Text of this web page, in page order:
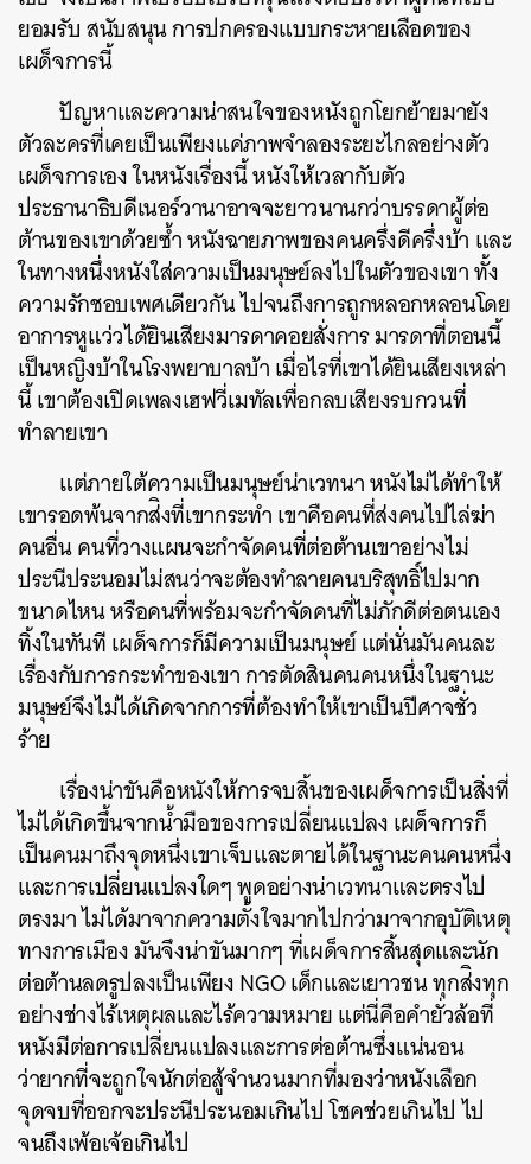
ยอมรับ สนับสนุน การปกครองแบบกระหายเลือดของ
เผด็จการนี้
ปัญหาและความน่าสนใจของหนังถูกโยกย้ายมายัง
ตัวละครที่เคยเป็นเพียงแค่ภาพจำลองระยะไกลอย่างตัว
เผด็จการเอง ในหนังเรื่องนี้ หนังให้เวลากับตัว
ประธานาธิบดีเนอร์วานาอาจจะยาวนานกว่าบรรดาผู้ต่อ
ต้านของเขาด้วยซ้ำ หนังฉายภาพของคนครึ่งดีครึ่งบ้า และ
ในทางหนึ่งหนังใส่ความเป็นมนุษย์ลงไปในตัวของเขา ทั้ง
ความรักชอบเพศเดียวกัน ไปจนถึงการถูกหลอกหลอนโดย
อาการหูแว่วได้ยินเสียงมารดาคอยสั่งการ มารดาที่ตอนนี้
เป็นหญิงบ้าในโรงพยาบาลบ้า เมื่อไรที่เขาได้ยินเสียงเหล่า
นี้ เขาต้องเปิดเพลงเฮฟวี่เมทัลเพื่อกลบเสียงรบกวนที่
ทำลายเขา
แต่ภายใต้ความเป็นมนุษย์น่าเวทนา หนังไม่ได้ทำให้
เขารอดพ้นจากส่ิงที่เขากระทำ เขาคือคนที่ส่งคนไปไล่ฆ่า
คนอื่น คนที่วางแผนจะกำจัดคนที่ต่อต้านเขาอย่างไม่
ประนีประนอมไม่สนว่าจะต้องทำลายคนบริสุทธิ์ไปมาก
ขนาดไหน หรือคนที่พร้อมจะกำจัดคนที่ไม่ภักดีต่อตนเอง
ทิ้งในทันที เผด็จการก็มีความเป็นมนุษย์ แต่นั่นมันคนละ
เรื่องกับการกระทำของเขา การตัดสินคนคนหนึ่งในฐานะ
มนุษย์จึงไม่ได้เกิดจากการที่ต้องทำให้เขาเป็นปีศาจชั่ว
ร้าย
เรื่องน่าขันคือหนังให้การจบสิ้นของเผด็จการเป็นสิ่งที่
ไม่ได้เกิดขึ้นจากน้ำมือของการเปลี่ยนแปลง เผด็จการก็
เป็นคนมาถึงจุดหนึ่งเขาเจ็บและตายได้ในฐานะคนคนหนึ่ง
และการเปลี่ยนแปลงใดๆ พูดอย่างน่าเวทนาและตรงไป
ตรงมา ไม่ได้มาจากความตั้งใจมากไปกว่ามาจากอุบัติเหตุ
ทางการเมือง มันจึงน่าขันมากๆ ที่เผด็จการสิ้นสุดและนัก
ต่อต้านลดรูปลงเป็นเพียง NGO เด็กและเยาวชน ทุกส่ิงทุก
อย่างช่างไร้เหตุผลและไร้ความหมาย แต่นี่คือคำยั่วล้อที่
หนังมีต่อการเปลี่ยนแปลงและการต่อต้านซึ่งแน่นอน
ว่ายากที่จะถูกใจนักต่อสู้จำนวนมากที่มองว่าหนังเลือก
จุดจบที่ออกจะประนีประนอมเกินไป โชคช่วยเกินไป ไป
จนถึงเพ้อเจ้อเกินไป